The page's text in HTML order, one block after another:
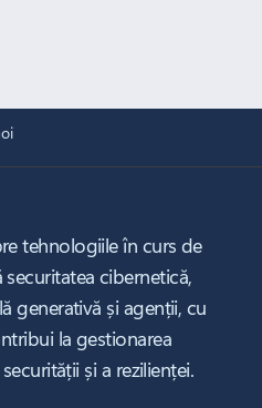
tehnologiile în curs de
cibernetică,
generativă și agenții, cu
la gestionarea
și a rezilienței.